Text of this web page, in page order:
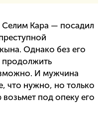
Кара — посадил
Однако без его
продолжить
И мужчина
что нужно, но только
под опеку его